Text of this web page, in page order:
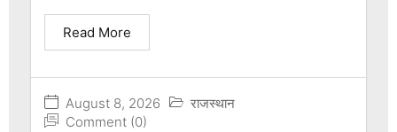
August 8, 2026
राजस्थान
Comment (0)
Read More